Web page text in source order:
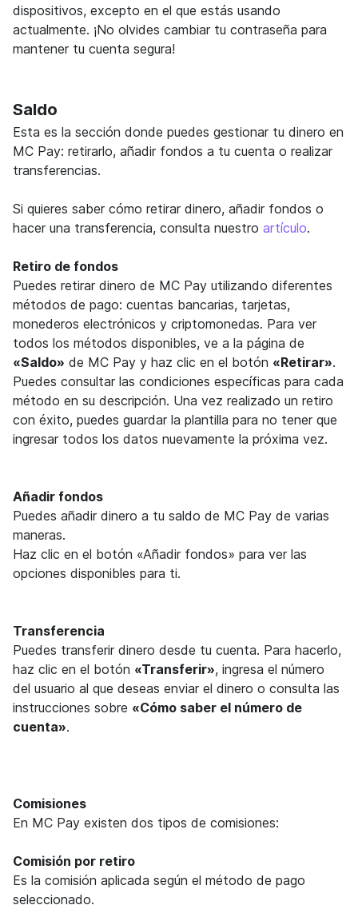
dispositivos, excepto en el que estás usando
actualmente. ¡No olvides cambiar tu contraseña para
mantener tu cuenta segura!
Saldo
Esta es la sección donde puedes gestionar tu dinero en
MC Pay: retirarlo, añadir fondos a tu cuenta o realizar
transferencias.
Si quieres saber cómo retirar dinero, añadir fondos o
hacer una transferencia, consulta nuestro artículo.
Retiro de fondos
Puedes retirar dinero de MC Pay utilizando diferentes
métodos de pago: cuentas bancarias, tarjetas,
monederos electrónicos y criptomonedas. Para ver
todos los métodos disponibles, ve a la página de
«Saldo» de MC Pay y haz clic en el botón «Retirar».
Puedes consultar las condiciones específicas para cada
método en su descripción. Una vez realizado un retiro
con éxito, puedes guardar la plantilla para no tener que
ingresar todos los datos nuevamente la próxima vez.
Añadir fondos
Puedes añadir dinero a tu saldo de MC Pay de varias
maneras.
Haz clic en el botón «Añadir fondos» para ver las
opciones disponibles para ti.
Transferencia
Puedes transferir dinero desde tu cuenta. Para hacerlo,
haz clic en el botón «Transferir», ingresa el número
del usuario al que deseas enviar el dinero o consulta las
instrucciones sobre «Cómo saber el número de
cuenta».
Comisiones
En MC Pay existen dos tipos de comisiones:
Comisión por retiro
Es la comisión aplicada según el método de pago
seleccionado.